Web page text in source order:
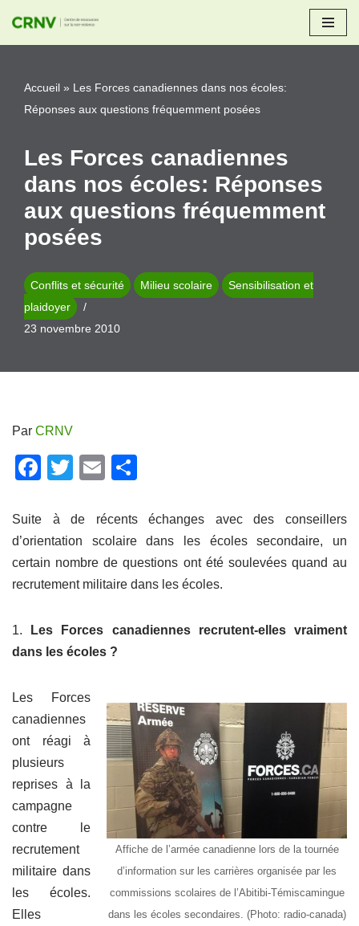
Aller
contenu
Accueil » Les Forces canadiennes dans nos écoles:
Réponses aux questions fréquemment posées
Les Forces canadiennes
dans nos écoles: Réponses
aux questions fréquemment
posées
Conflits et sécurité Milieu scolaire
Sensibilisation et
plaidoyer
23 novembre 2010
Par CRNV
F
c
e
b
o
o
k
T
tt
er
E
ail ta
g
er
Suite à de récents échanges avec des conseillers
d’orientation scolaire dans les écoles secondaire, un
certain nombre de questions ont été soulevées quand au
recrutement militaire dans les écoles.
1. Les Forces canadiennes recrutent-elles vraiment
dans les écoles ?
Affiche de l’armée canadienne lors de la tournée
d’information sur les carrières organisée par les
commissions scolaires de l’Abitibi-Témiscamingue
dans les écoles secondaires. (Photo: radio-canada)
Les Forces
canadiennes
ont réagi à
plusieurs
reprises à la
campagne
contre le
recrutement
militaire dans
les écoles.
Elles